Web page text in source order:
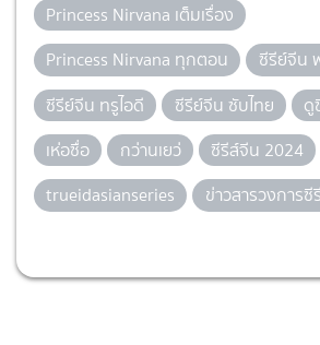
Princess Nirvana เต็มเรื่อง
Princess Nirvana ทุกตอน
ซีรีย์จีน
ซีรีย์จีน ทรูไอดี
ซีรีย์จีน ซับไทย ดู
เห่อซื่อ
กว่านเยว่
ซีรีส์จีน 2024
trueidasianseries
ข่าวสารวงการซี